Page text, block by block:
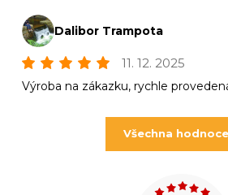
Dalibor Trampota
11. 12. 2025
Výroba na zákazku, rychle
Všechna